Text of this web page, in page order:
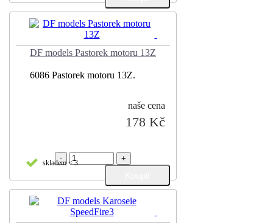
DF models Pastorek motoru 13Z
6086 Pastorek motoru 13Z.
naše cena
178 Kč
skladem < 3
- +